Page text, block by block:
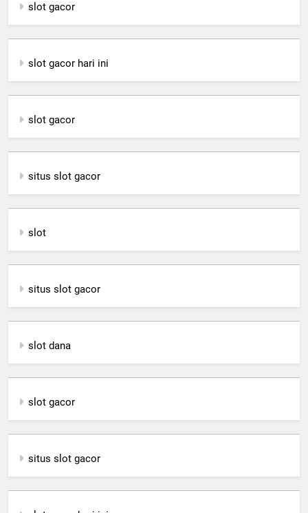
slot gacor
slot gacor hari ini
slot gacor
situs slot gacor
slot
situs slot gacor
slot dana
slot gacor
situs slot gacor